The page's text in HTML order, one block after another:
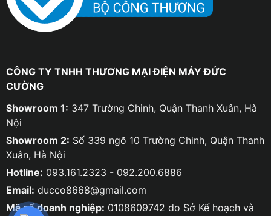
CÔNG TY TNHH THƯƠNG MẠI ĐIỆN MÁY ĐỨC
CƯỜNG
Showroom 1: 347 Trường Chinh, Quận Thanh Xuân, Hà
Nội
Showroom 2: Số 339 ngõ 10 Trường Chinh, Quận Thanh
Xuân, Hà Nội
Hotline: 093.161.2323 - 092.200.6886
Email: ducco8668@gmail.com
Mã số doanh nghiệp: 0108609742 do Sở Kế hoạch và